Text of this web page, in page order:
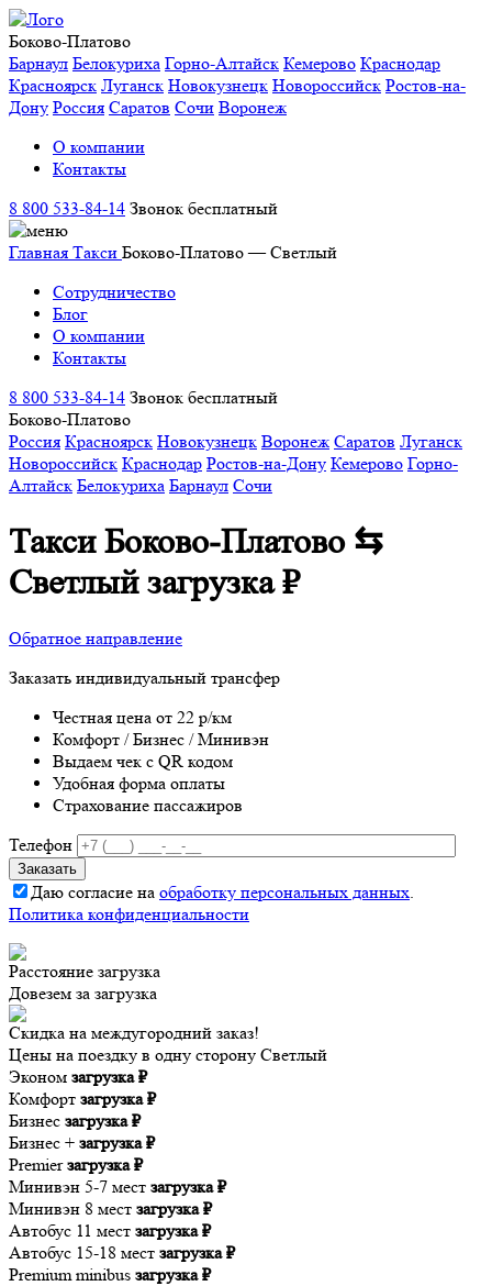
Боково-Платово
Барнаул Белокуриха Горно-Алтайск Кемерово Краснодар
Красноярск Луганск Новокузнецк Новороссийск Ростов-на-
Дону Россия Саратов Сочи Воронеж
О компании
Контакты
8 800 533-84-14 Звонок бесплатный
Главная Такси Боково-Платово — Светлый
Сотрудничество
Блог
О компании
Контакты
8 800 533-84-14 Звонок бесплатный
Боково-Платово
Россия Красноярск Новокузнецк Воронеж Саратов Луганск
Новороссийск Краснодар Ростов-на-Дону Кемерово Горно-
Алтайск Белокуриха Барнаул Сочи
Такси Боково-Платово ⇆
Светлыйзагрузка₽
Обратное направление
Заказать индивидуальный трансфер
Честная цена от 22 р/км
Комфорт / Бизнес / Минивэн
Выдаем чек с QR кодом
Удобная форма оплаты
Страхование пассажиров
Телефон
Даю согласие на обработку персональных данных.
Политика конфиденциальности
Расстояние загрузка
Довезем за загрузка
Скидка на междугородний заказ!
Цены на поездку в одну сторону Светлый
Эконом загрузка ₽
Комфорт загрузка ₽
Бизнес загрузка ₽
Бизнес + загрузка ₽
Premier загрузка ₽
Минивэн 5-7 мест загрузка ₽
Минивэн 8 мест загрузка ₽
Автобус 11 мест загрузка ₽
Автобус 15-18 мест загрузка ₽
Premium minibus загрузка ₽